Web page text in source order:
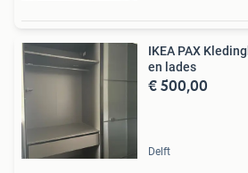
IKEA PAX
en lades
€ 500,00
Delft